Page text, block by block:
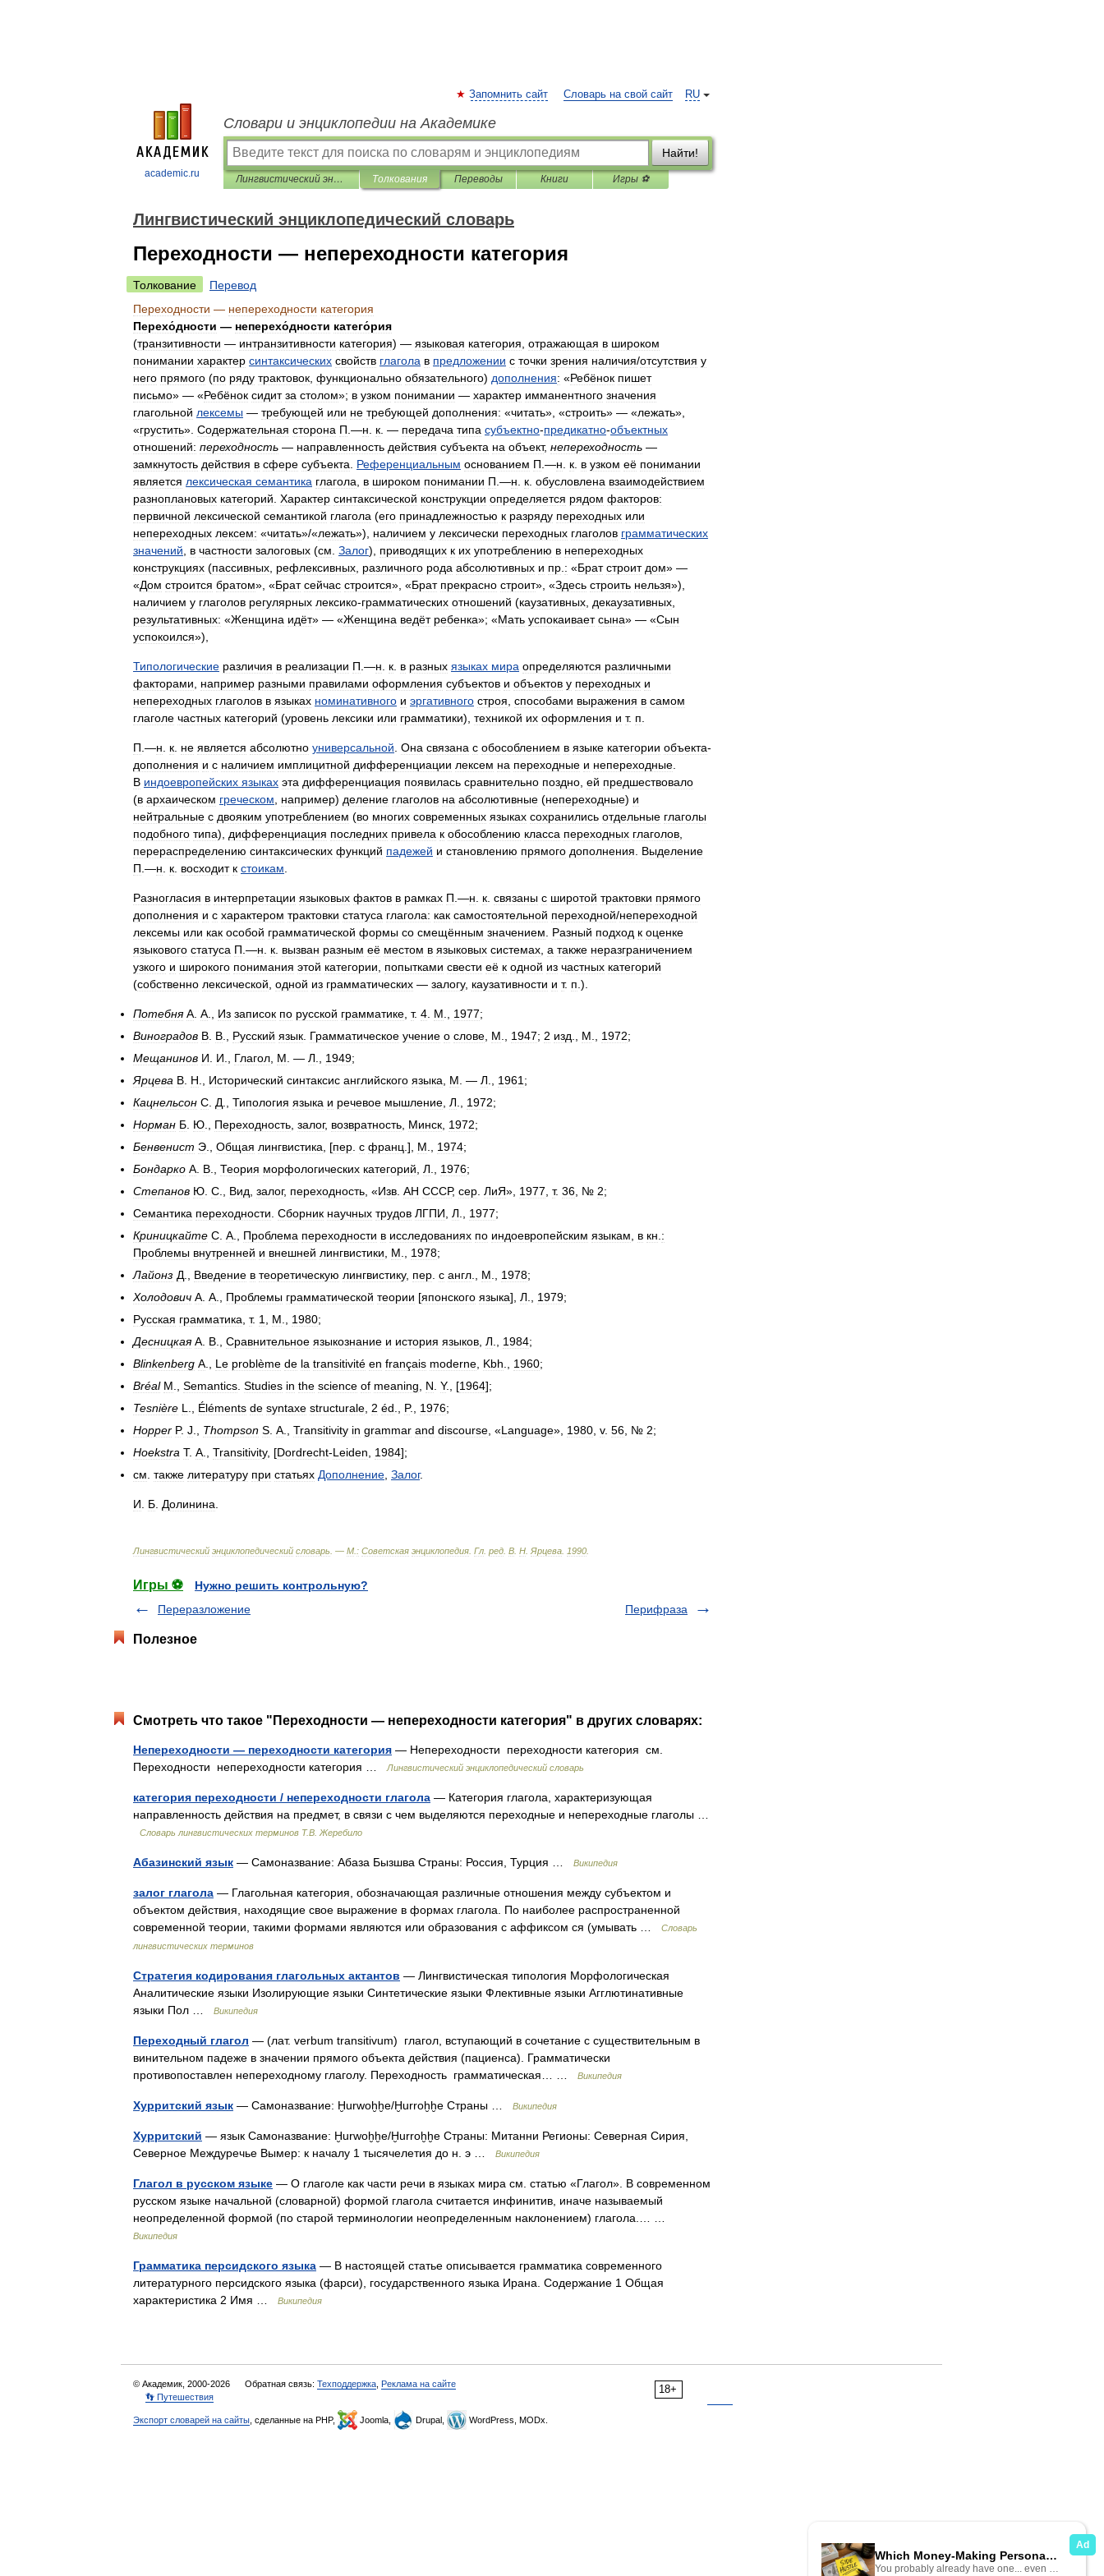
academic.ru
RU
Запомнить сайт Словарь на свой сайт
Словари и энциклопедии на Академике
Найти!
Лингвистический энциклопедический словарь Толкования Переводы Книги Игры ⚽
Лингвистический энциклопедический словарь
Переходности — непереходности категория
Толкование
Перевод
Переходности — непереходности категория
Перехо́дности — неперехо́дности катего́рия
(транзитивности — интранзитивности категория) — языковая категория отражающая в широком
понимании характер синтаксических свойств глагола в предложении с точки зрения наличия​/​отсутствия у
него прямого (по ряду трактовок функционально обязательного) дополнения: «Ребёнок пишет
письмо» — «Ребёнок сидит за столом»; в узком понимании — характер имманентного значения
глагольной лексемы — требующей или не требующей дополнения: «читать», «строить» — «лежать»,
«грустить». Содержательная сторона П .—н к . — передача типа субъектно-предикатно-объектных
отношений: переходность — направленность действия субъекта на объект, непереходность —
замкнутость действия в сфере субъекта Референциальным основанием П .—н к в узком её понимании
является лексическая семантика глагола в широком понимании П .—н к обусловлена взаимодействием
разноплановых категорий Характер синтаксической конструкции определяется рядом факторов:
первичной лексической семантикой глагола (его принадлежностью к разряду переходных или
непереходных лексем: «читать»/«лежать»), наличием у лексически переходных глаголов грамматических
значений
в частности залоговых (см Залог), приводящих к их употреблению в непереходных
конструкциях (пассивных рефлексивных различного рода абсолютивных и пр : «Брат строит дом» —
«Дом строится братом», «Брат сейчас строится», «Брат прекрасно строит», «Здесь строить нельзя»),
наличием у глаголов регулярных лексико-грамматических отношений (каузативных декаузативных
результативных: «Женщина идёт» — «Женщина ведёт ребенка»; «Мать успокаивает сына» — «Сын
успокоился»),
Типологические различия в реализации П .—н к в разных языках мира определяются различными
факторами
например разными правилами оформления субъектов и объектов у переходных и
непереходных глаголов в языках номинативного и эргативного строя способами выражения в самом
глаголе частных категорий (уровень лексики или грамматики), техникой их оформления и т. п
П .—н к не является абсолютно универсальной Она связана с обособлением в языке категории объекта-
дополнения и с наличием имплицитной дифференциации лексем на переходные и непереходные
В индоевропейских языках эта дифференциация появилась сравнительно поздно ей предшествовало
(в архаическом греческом например) деление глаголов на абсолютивные (непереходные) и
нейтральные с двояким употреблением (во многих современных языках сохранились отдельные глаголы
подобного типа), дифференциация последних привела к обособлению класса переходных глаголов
перераспределению синтаксических функций падежей и становлению прямого дополнения
Выделение
П .—н к восходит к стоикам
Разногласия в интерпретации языковых фактов в рамках П .—н к связаны с широтой трактовки прямого
дополнения и с характером трактовки статуса глагола: как самостоятельной переходной​/​непереходной
лексемы или как особой грамматической формы со смещённым значением Разный подход к оценке
языкового статуса П .—н к вызван разным её местом в языковых системах а также неразграничением
узкого и широкого понимания этой категории попытками свести её к одной из частных категорий
(собственно лексической одной из грамматических — залогу, каузативности и т. п .).
Потебня А А Из записок по русской грамматике т. 4 М 1977;
Виноградов В В Русский язык Грамматическое учение о слове М 1947; 2 изд М 1972;
Мещанинов И И Глагол М . — Л 1949;
Ярцева В Н Исторический синтаксис английского языка М . — Л 1961 ;
Кацнельсон С Д Типология языка и речевое мышление Л 1972;
Норман Б Ю Переходность залог, возвратность Минск 1972;
Бенвенист Э Общая лингвистика , [пер с франц .], М 1974;
Бондарко А В Теория морфологических категорий Л 1976;
Степанов Ю С Вид залог, переходность , «Изв АН СССР, сер ЛиЯ», 1977 т. 36 , № 2;
Семантика переходности Сборник научных трудов ЛГПИ Л 1977;
Криницкайте С А Проблема переходности в исследованиях по индоевропейским языкам в кн :
Проблемы внутренней и внешней лингвистики М 1978;
Лайонз Д Введение в теоретическую лингвистику, пер с англ М 1978;
Холодович А А Проблемы грамматической теории [японского языка], Л 1979;
Русская грамматика т. 1 М 1980;
Десницкая А В Сравнительное языкознание и история языков Л 1984;
Blinkenberg A Le problème de la transitivité en français moderne Kbh 1960;
Bréal M Semantics Studies in the science of meaning N Y., [1964];
Tesnière L Éléments de syntaxe structurale 2 éd P., 1976;
Hopper P. J Thompson S A Transitivity in grammar and discourse , «Language», 1980 v. 56 , № 2;
Hoekstra T. A Transitivity, [Dordrecht-Leiden 1984];
см также литературу при статьях Дополнение Залог.
И Б Долинина
Лингвистический энциклопедический словарь . — М : Советская энциклопедия Гл ред В Н Ярцева 1990
Игры ⚽
Нужно решить контрольную?
Переразложение
Перифраза
Полезное
Смотреть что такое "Переходности — непереходности категория" в других словарях:
Непереходности — переходности категория — Непереходности переходности категория см.
Переходности непереходности категория …
Лингвистический энциклопедический словарь
категория переходности / непереходности глагола — Категория глагола, характеризующая
направленность действия на предмет, в связи с чем выделяются переходные и непереходные глаголы …
Словарь лингвистических терминов Т.В. Жеребило
Абазинский язык — Самоназвание: Абаза Бызшва Страны: Россия, Турция … Википедия
залог глагола — Глагольная категория, обозначающая различные отношения между субъектом и
объектом действия, находящие свое выражение в формах глагола. По наиболее распространенной
современной теории, такими формами являются или образования с аффиксом ся (умывать …
Словарь
лингвистических терминов
Стратегия кодирования глагольных актантов — Лингвистическая типология Морфологическая
Аналитические языки Изолирующие языки Синтетические языки Флективные языки Агглютинативные
языки Пол …
Википедия
Переходный глагол — (лат. verbum transitivum) глагол, вступающий в сочетание с существительным в
винительном падеже в значении прямого объекта действия (пациенса). Грамматически
противопоставлен непереходному глаголу. Переходность грамматическая… …
Википедия
Хурритский язык — Самоназвание: Ḫurwoḫḫe/Ḫurroḫḫe Страны … Википедия
Хурритский — язык Самоназвание: Ḫurwoḫḫe/Ḫurroḫḫe Страны: Митанни Регионы: Северная Сирия,
Северное Междуречье Вымер: к началу 1 тысячелетия до н. э …
Википедия
Глагол в русском языке — О глаголе как части речи в языках мира см. статью «Глагол». В современном
русском языке начальной (словарной) формой глагола считается инфинитив, иначе называемый
неопределенной формой (по старой терминологии неопределенным наклонением) глагола.… …
Википедия
Грамматика персидского языка — В настоящей статье описывается грамматика современного
литературного персидского языка (фарси), государственного языка Ирана. Содержание 1 Общая
характеристика 2 Имя …
Википедия
18+
© Академик, 2000-2026 Обратная связь: Техподдержка Реклама на сайте
👣 Путешествия
Экспорт словарей на сайты , сделанные на PHP, Joomla, Drupal, WordPress, MODx.